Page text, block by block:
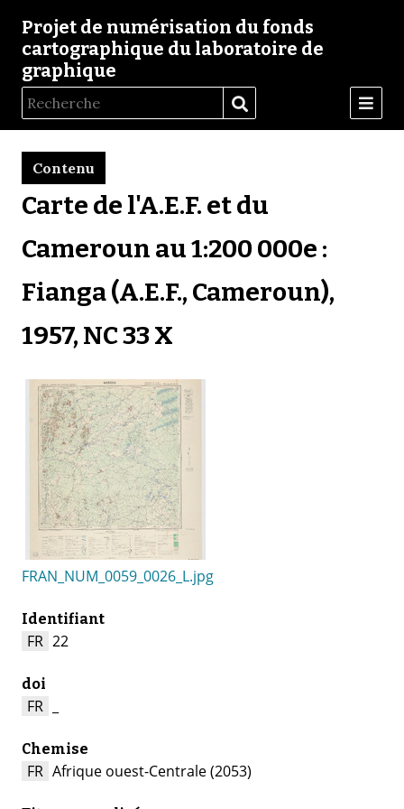
Projet de numérisation du fonds
cartographique du laboratoire de
graphique
Carte de l'A.E.F. et du
Cameroun au 1:200 000e :
Fianga (A.E.F., Cameroun),
1957, NC 33 X
Contenu
Identifiant
FR 22
doi
FR
Chemise
FR Afrique ouest-Centrale (2053)
FRAN_NUM_0059_0026_L.jpg